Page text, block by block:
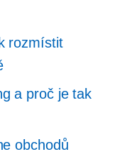
rozmístit
a proč je tak
obchodů